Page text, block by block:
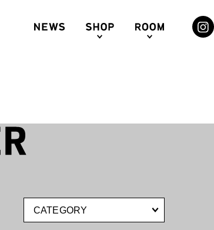
札幌ステラプレイス
CATEGORY